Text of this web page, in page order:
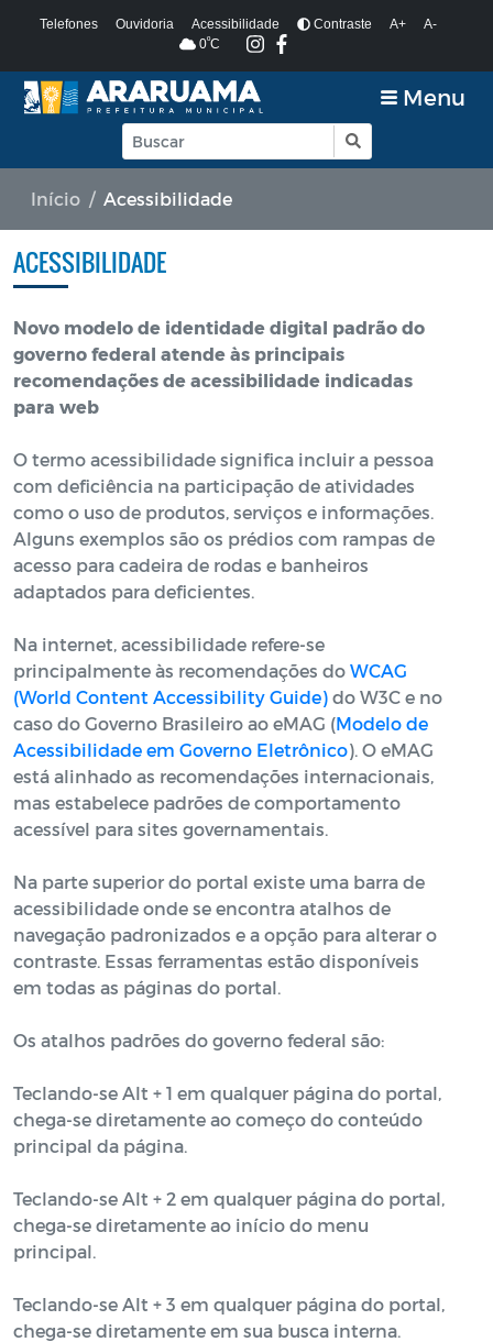
Telefones Ouvidoria Acessibilidade Contraste A+
A-
0ºC
Menu
Início Acessibilidade
ACESSIBILIDADE
Novo modelo de identidade digital padrão do
governo federal atende às principais
recomendações de acessibilidade indicadas
para web
O termo acessibilidade significa incluir a pessoa
com deficiência na participação de atividades
como o uso de produtos, serviços e informações.
Alguns exemplos são os prédios com rampas de
acesso para cadeira de rodas e banheiros
adaptados para deficientes.
Na internet, acessibilidade refere-se
principalmente às recomendações do WCAG
(World Content Accessibility Guide) do W3C e no
caso do Governo Brasileiro ao eMAG (Modelo de
Acessibilidade em Governo Eletrônico). O eMAG
está alinhado as recomendações internacionais,
mas estabelece padrões de comportamento
acessível para sites governamentais.
Na parte superior do portal existe uma barra de
acessibilidade onde se encontra atalhos de
navegação padronizados e a opção para alterar o
contraste. Essas ferramentas estão disponíveis
em todas as páginas do portal.
Os atalhos padrões do governo federal são:
Teclando-se Alt + 1 em qualquer página do portal,
chega-se diretamente ao começo do conteúdo
principal da página.
Teclando-se Alt + 2 em qualquer página do portal,
chega-se diretamente ao início do menu
principal.
Teclando-se Alt + 3 em qualquer página do portal,
chega-se diretamente em sua busca interna.